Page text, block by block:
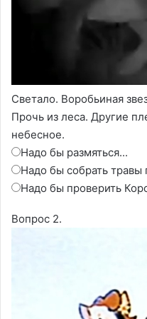
Светало. Воробьиная
Прочь из леса. Другие
небесное.
Надо бы размяться...
Надо бы собрать травы
Надо бы проверить
Вопрос 2.